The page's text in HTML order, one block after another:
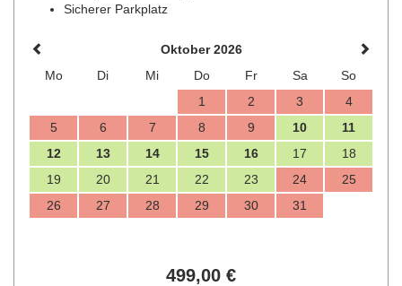
Sicherer Parkplatz
Oktober 2026
Mo
Di Mi Do Fr Sa
So
1
2 3
4
5
6 7 8 9 10
11
12
13 14 15 16 17
18
19
20 21 22 23 24
25
26
27 28 29 30 31
499,00 €